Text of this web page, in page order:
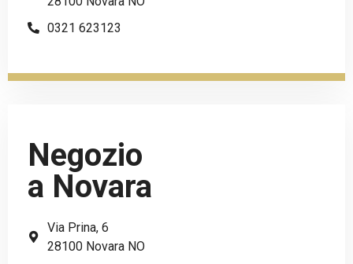
0321 623123
Negozio
a Novara
Via Prina, 6
28100 Novara NO